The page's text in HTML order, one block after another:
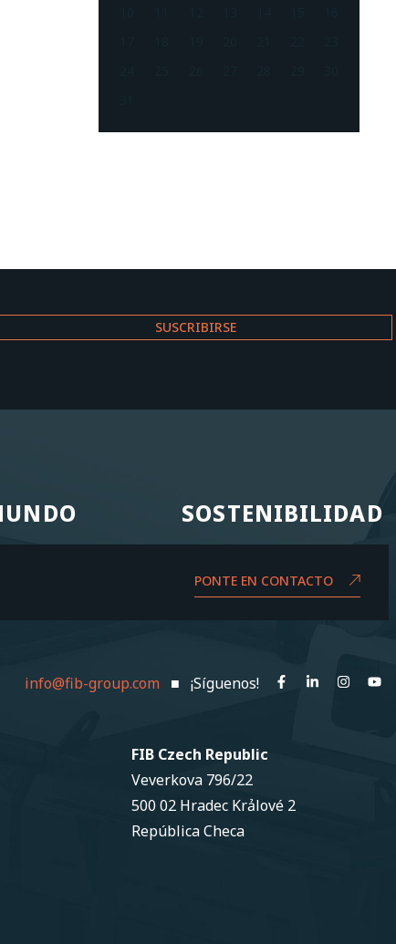
SOSTENIBILIDAD
SOSTENIBILIDAD
PONTE EN CONTACTO
info@fib-group.com■ ¡Síguenos!
FIB Czech Republic
Veverkova 796/22
500 02 Hradec Krảlové 2
República Checa